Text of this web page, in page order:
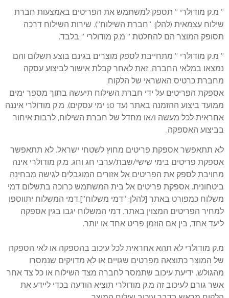
” מ.ק מודולרי ” תספק למשתמש את הפריטים באמצעות חברת
שילוח עצמאית (להלן: “חברת השילוח”). שירות השילוח דרכה
תסופק המוצר הם להחלטת ” מ.ק מודולרי ” בלבד.
” מ.ק מודולרי ” מתחייבת לספק מוצרים בגינם בוצע תשלום והם
נמצאו במלאי החברה, זאת לאחר קבלת אישור לביצוע עסקה
מחברת כרטיס האשראי של הלקוח.
אספקת הפריטים על ידי חברת השילוח תיעשה בתוך מספר ימים
ממועד ביצוע ההזמנה באתר (עד 10 ימי עסקים). מ.ק מודולרי איננה
אחראית לכל מעשה ו/או מחדל של חברת השילוח, לרבות איחור
בביצוע האספקה.
לא תתאפשר אספקת פריטים מחוץ לשטחי ישראל. לא תתאפשר
אספקת פריטים בימי שישי/שבת/ערבי חג וחג. מ.ק מודולרי אינה
מחויבת לספק את הפריטים אל אזורים המוגבלים לגישה מבחינה
ביטחונית. אספקת פריטים אל בית המשתמש כרוכה בתשלום דמי
משלוח כמפורט באתר [להלן: “דמי משלוח”].דמי המשלוח יתווספו
למחיר הפריטים המצוין באתר. דמי המשלוח יגבו בגין אספקה
ליעד אחד, בין אם הוזמן פריט אחד או יותר.
מ.ק מודולרי לא תהא אחראית לכל עיכוב בהספקה או לאי הספקה
של המוצר כתוצאה מפרטים שגויים או לא מדויקים שנמסרו
מהגולש. ידיעת עיכוב שתמסר לחברה מצד השילוח או כל צד אחר
אשר גורם לעיכוב זה מ.ק מודולרי תוציא הודעה בכדי ליידע את